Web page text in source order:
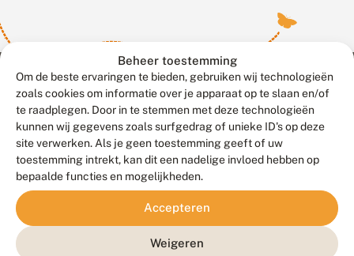
Beheer toestemming
Om de beste ervaringen te bieden, gebruiken wij technologieën
zoals cookies om informatie over je apparaat op te slaan en/of
te raadplegen. Door in te stemmen met deze technologieën
kunnen wij gegevens zoals surfgedrag of unieke ID's op deze
site verwerken. Als je geen toestemming geeft of uw
toestemming intrekt, kan dit een nadelige invloed hebben op
bepaalde functies en mogelijkheden.
Accepteren
Weigeren
Contact
Veelgestelde vragen
Meld waarnemingen© 2026 Vlinderstichting
Duurzaam ontwikkeld door
Go2People
, ontworpen door
Blue Field Agency
Privacy
Disclaimer
Sitemap